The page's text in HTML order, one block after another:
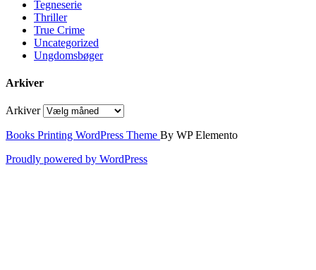
Tegneserie
Thriller
True Crime
Uncategorized
Ungdomsbøger
Arkiver
Arkiver
Books Printing WordPress Theme By WP Elemento
Proudly powered by WordPress